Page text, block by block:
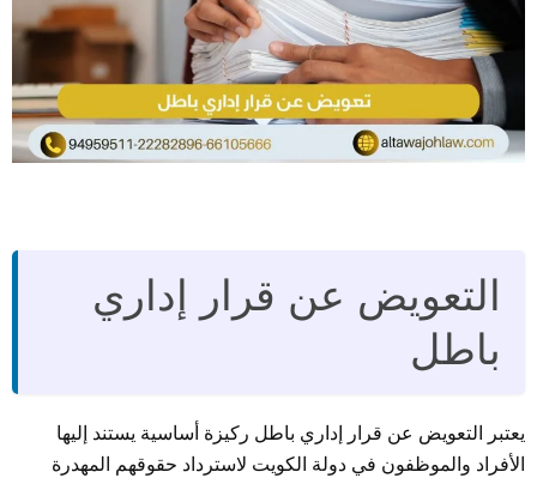
التعويض عن قرار إداري
باطل
يعتبر التعويض عن قرار إداري باطل ركيزة أساسية يستند إليها
الأفراد والموظفون في دولة الكويت لاسترداد حقوقهم المهدرة